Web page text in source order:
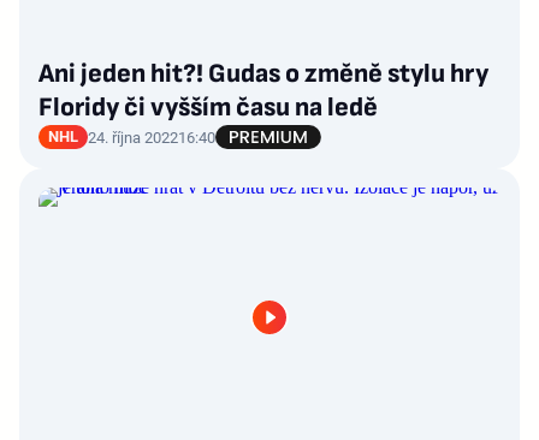
Ani jeden hit?! Gudas o změně stylu hry
Floridy či vyšším času na ledě
NHL 24. října 202216:40